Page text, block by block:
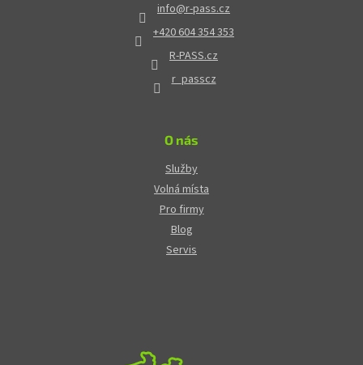
info@r-pass.cz
+420 604 354 353
R-PASS.cz
r_passcz
O nás
Služby
Volná místa
Pro firmy
Blog
Servis